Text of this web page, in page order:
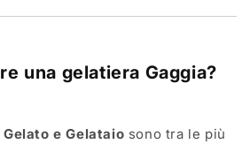
una gelatiera Gaggia?
Gelato e Gelataio sono tra le più